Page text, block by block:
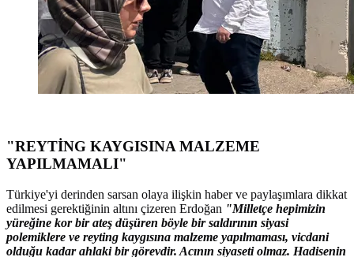
"REYTİNG KAYGISINA MALZEME
YAPILMAMALI"
Türkiye'yi derinden sarsan olaya ilişkin haber ve paylaşımlara dikkat
edilmesi gerektiğinin altını çizeren Erdoğan "Milletçe hepimizin
yüreğine kor bir ateş düşüren böyle bir saldırının siyasi
polemiklere ve reyting kaygısına malzeme yapılmaması, vicdani
olduğu kadar ahlaki bir görevdir. Acının siyaseti olmaz. Hadisenin